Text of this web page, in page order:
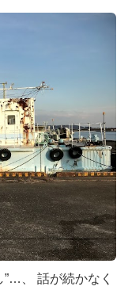
、 話が続かなく